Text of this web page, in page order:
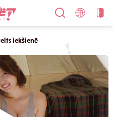
iekšienē